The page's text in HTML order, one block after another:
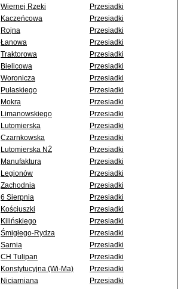
Wiernej Rzeki
Przesiadki
Kaczeńcowa
Przesiadki
Rojna
Przesiadki
Łanowa
Przesiadki
Traktorowa
Przesiadki
Bielicowa
Przesiadki
Woronicza
Przesiadki
Pułaskiego
Przesiadki
Mokra
Przesiadki
Limanowskiego
Przesiadki
Lutomierska
Przesiadki
Czarnkowska
Przesiadki
Lutomierska NŻ
Przesiadki
Manufaktura
Przesiadki
Legionów
Przesiadki
Zachodnia
Przesiadki
6 Sierpnia
Przesiadki
Kościuszki
Przesiadki
Kilińskiego
Przesiadki
Śmigłego-Rydza
Przesiadki
Sarnia
Przesiadki
CH Tulipan
Przesiadki
Konstytucyjna (Wi-Ma)
Przesiadki
Niciarniana
Przesiadki